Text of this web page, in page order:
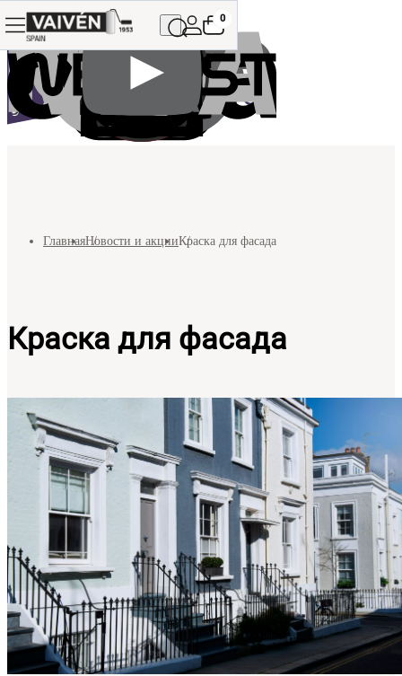
0
ГлавнаяНовости и акцииКраска для фасада
Краска для фасада